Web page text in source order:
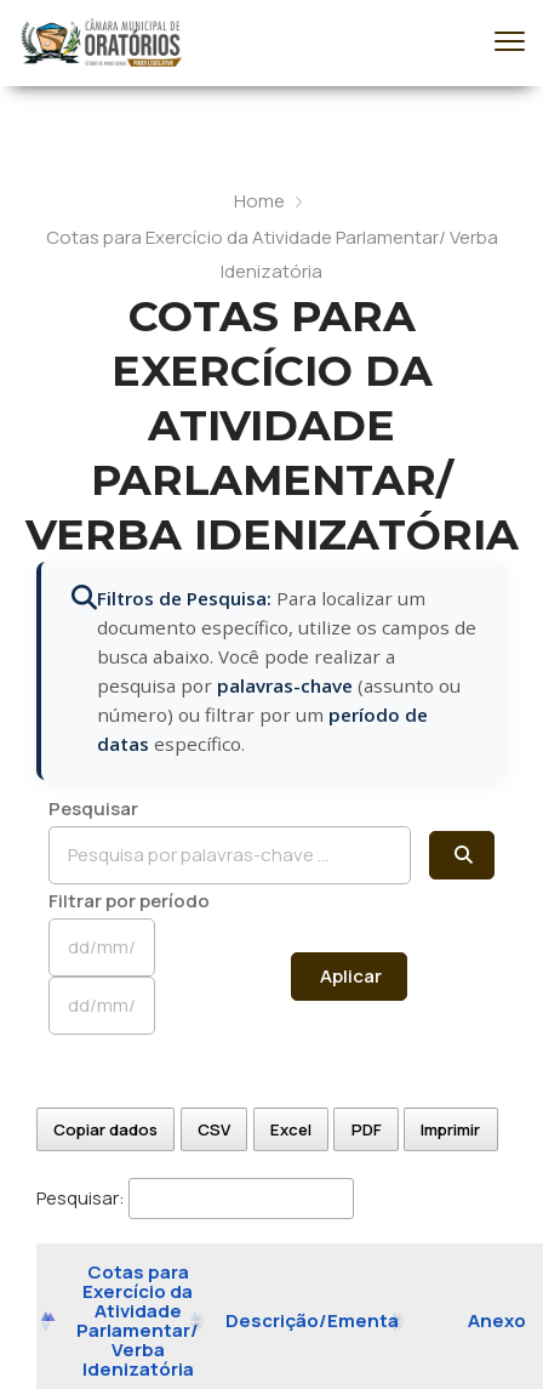
Home
Cotas para Exercício da Atividade Parlamentar/ Verba
Idenizatória
COTAS PARA
EXERCÍCIO DA
ATIVIDADE
PARLAMENTAR/
VERBA IDENIZATÓRIA
Filtros de Pesquisa: Para localizar um
documento específico, utilize os campos de
busca abaixo. Você pode realizar a
pesquisa por palavras-chave (assunto ou
número) ou filtrar por um período de
datas específico.
Pesquisar
Filtrar por período
Aplicar
Pesquisar:
Copiar dados CSV Excel PDF Imprimir
Cotas para
Exercício da
Atividade
Parlamentar/
Verba
Idenizatória
Descrição/Ementa Anexo